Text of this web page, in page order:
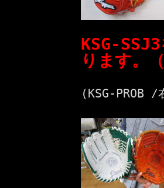
KSG-
ります。
(KSG-PROB